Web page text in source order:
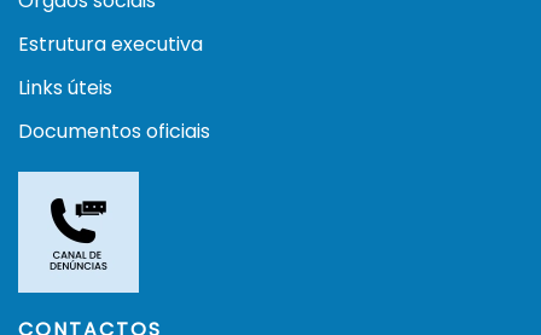
Estrutura executiva
Links úteis
Documentos oficiais